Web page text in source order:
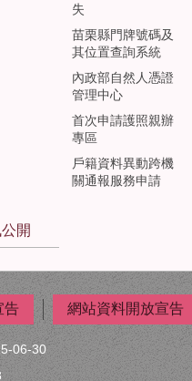
失
苗栗縣門牌號碼及
其位置查詢系統
內政部自然人憑證
管理中心
首次申請護照親辦
專區
戶籍資料異動跨機
關通報服務申請
開
告 網站資料開放宣告
06-30